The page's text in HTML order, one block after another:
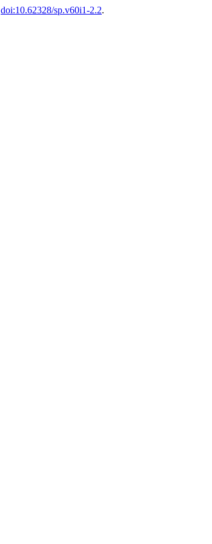
doi:10.62328/sp.v60i1-2.2.